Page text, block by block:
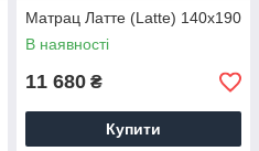
Матрац Латте (Latte) 140х190
В наявності
11 680 ₴
Купити